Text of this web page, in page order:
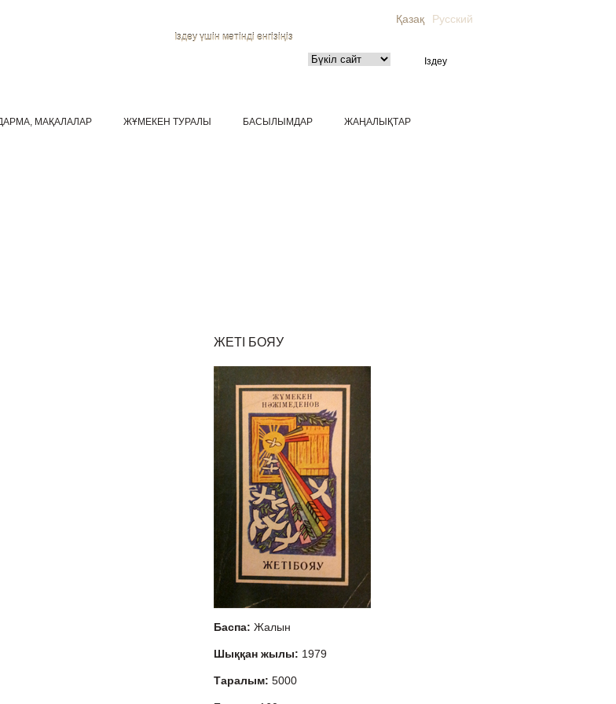
Қазақ Русский
Іздеу үшін мәтінді енгізіңіз
МАҚАЛАЛАР ЖҰМЕКЕН ТУРАЛЫ БАСЫЛЫМДАР ЖАҢАЛЫҚТАР
ЖЕТІ БОЯУ
Баспа: Жалын
Шыққан жылы: 1979
Таралым: 5000